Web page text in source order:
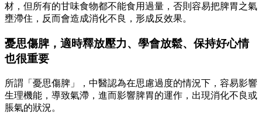
材，但所有的甘味食物都不能食用過量，否則容易把脾胃之氣
壅滯住，反而會造成消化不良，形成反效果。
憂思傷脾，適時釋放壓力、學會放鬆、保持好心情
也很重要
所謂「憂思傷脾」，中醫認為在思慮過度的情況下，容易影響
生理機能，導致氣滯，進而影響脾胃的運作，出現消化不良或
脹氣的狀況。